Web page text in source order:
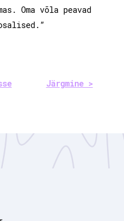
Oma võla peavad
Järgmine >